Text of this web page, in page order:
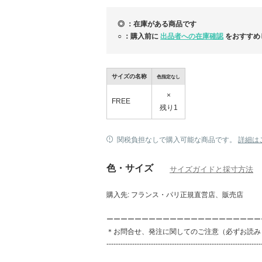
土、日のお問合せのご返信、発送通知はご
◎ ：在庫がある商品です
○ ：購入前に 出品者への在庫確認 をおすす
サイズの名称 色指定なし
FREE
×
残り1
関税負担なしで購入可能な商品です。 詳細は
色・サイズ サイズガイドと採寸方法
購入先: フランス・パリ正規直営店、販売店
ーーーーーーーーーーーーーーーーーーーーー
＊お問合せ、発注に関してのご注意（必ずお読み